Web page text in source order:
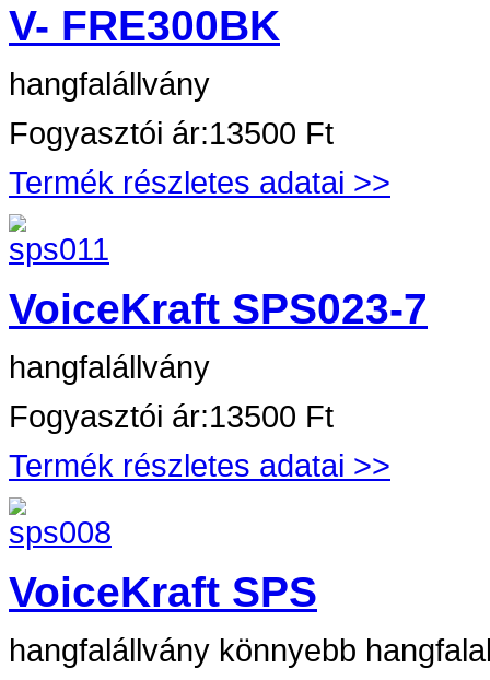
V- FRE300BK
hangfalállvány
Fogyasztói ár:13500 Ft
Termék részletes adatai >>
VoiceKraft SPS023-7
hangfalállvány
Fogyasztói ár:13500 Ft
Termék részletes adatai >>
VoiceKraft SPS
hangfalállvány könnyebb